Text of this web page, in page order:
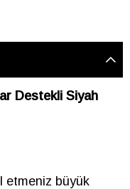
Destekli Siyah
etmeniz büyük